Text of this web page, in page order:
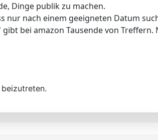
Dinge publik zu machen.
nur nach einem geeigneten Datum
bei amazon Tausende von